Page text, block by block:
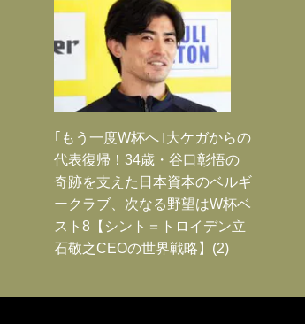
｢もう一度W杯へ｣大ケガからの
代表復帰！34歳・谷口彰悟の
奇跡を支えた日本資本のベルギ
ークラブ、次なる野望はW杯ベ
スト8【シント＝トロイデン立
石敬之CEOの世界戦略】(2)